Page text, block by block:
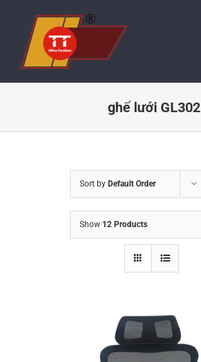
content
ghế lưới GL302
Sort by Default Order
Show 12 Products